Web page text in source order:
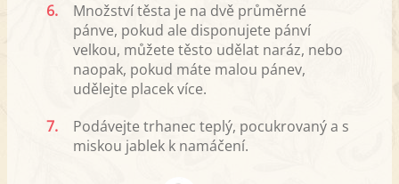
6.
Množství těsta je na dvě průměrné
pánve, pokud ale disponujete pánví
velkou, můžete těsto udělat naráz, nebo
naopak, pokud máte malou pánev,
udělejte placek více.
7.
Podávejte trhanec teplý, pocukrovaný a s
miskou jablek k namáčení.